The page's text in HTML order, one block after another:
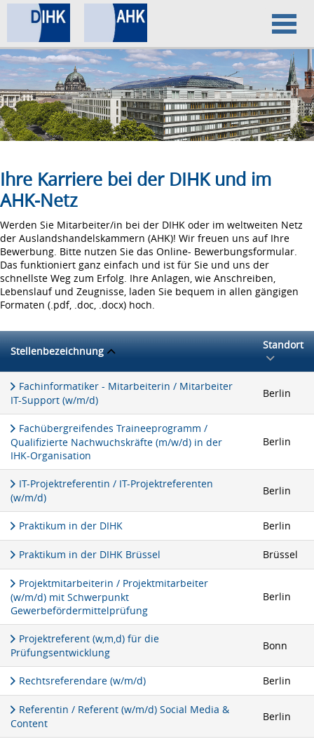
Home
Datenschutz
Impressum
Ihre Karriere bei der DIHK und im
AHK-Netz
Werden Sie Mitarbeiter/in bei der DIHK oder im weltweiten Netz
der Auslandshandelskammern (AHK)! Wir freuen uns auf Ihre
Bewerbung. Bitte nutzen Sie das Online- Bewerbungsformular.
Das funktioniert ganz einfach und ist für Sie und uns der
schnellste Weg zum Erfolg. Ihre Anlagen, wie Anschreiben,
Lebenslauf und Zeugnisse, laden Sie bequem in allen gängigen
Formaten (.pdf, .doc, .docx) hoch.
Stellenbezeichnung Standort
Fachinformatiker - Mitarbeiterin / Mitarbeiter
IT-Support (w/m/d)
Berlin
Fachübergreifendes Traineeprogramm /
Qualifizierte Nachwuchskräfte (m/w/d) in der
IHK-Organisation
Berlin
IT-Projektreferentin / IT-Projektreferenten
(w/m/d)
Berlin
Praktikum in der DIHK Berlin
Praktikum in der DIHK Brüssel Brüssel
Projektmitarbeiterin / Projektmitarbeiter
(w/m/d) mit Schwerpunkt
Gewerbefördermittelprüfung
Berlin
Projektreferent (w,m,d) für die
Prüfungsentwicklung
Bonn
Rechtsreferendare (w/m/d) Berlin
Referentin / Referent (w/m/d) Social Media &
Content
Berlin